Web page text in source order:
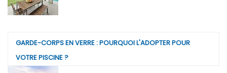
GARDE-CORPS EN VERRE : POURQUOI L'ADOPTER POUR
VOTRE PISCINE ?